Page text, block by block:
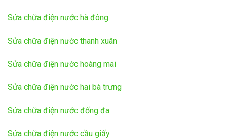
Sửa chữa điện nước hà đông
Sửa chữa điện nước thanh xuân
Sửa chữa điện nước hoàng mai
Sửa chữa điện nước hai bà trưng
Sửa chữa điện nước đống đa
Sửa chữa điện nước cầu giấy